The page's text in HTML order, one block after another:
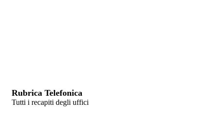
Rubrica Telefonica
Tutti i recapiti degli uffici